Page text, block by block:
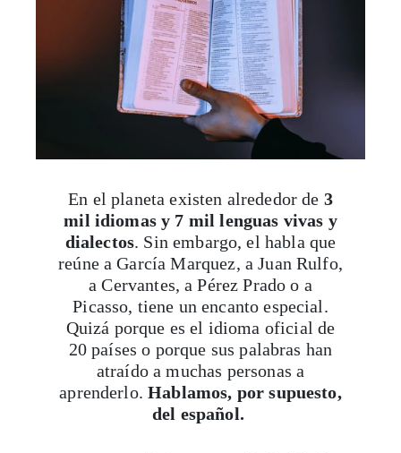
En el planeta existen alrededor de 3
dialectos. Sin embargo, el habla que
reúne a García Marquez, a Juan Rulfo,
a Cervantes, a Pérez Prado o a
Picasso, tiene un encanto especial.
Quizá porque es el idioma oficial de
20 países o porque sus palabras han
atraído a muchas personas a
aprenderlo.Hablamos, por supuesto,
del español.
La segunda lengua más hablada